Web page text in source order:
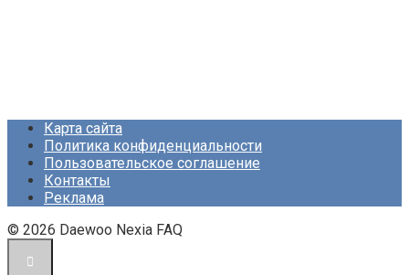
Карта сайта
Политика конфиденциальности
Пользовательское соглашение
Контакты
Реклама
© 2026 Daewoo Nexia FAQ